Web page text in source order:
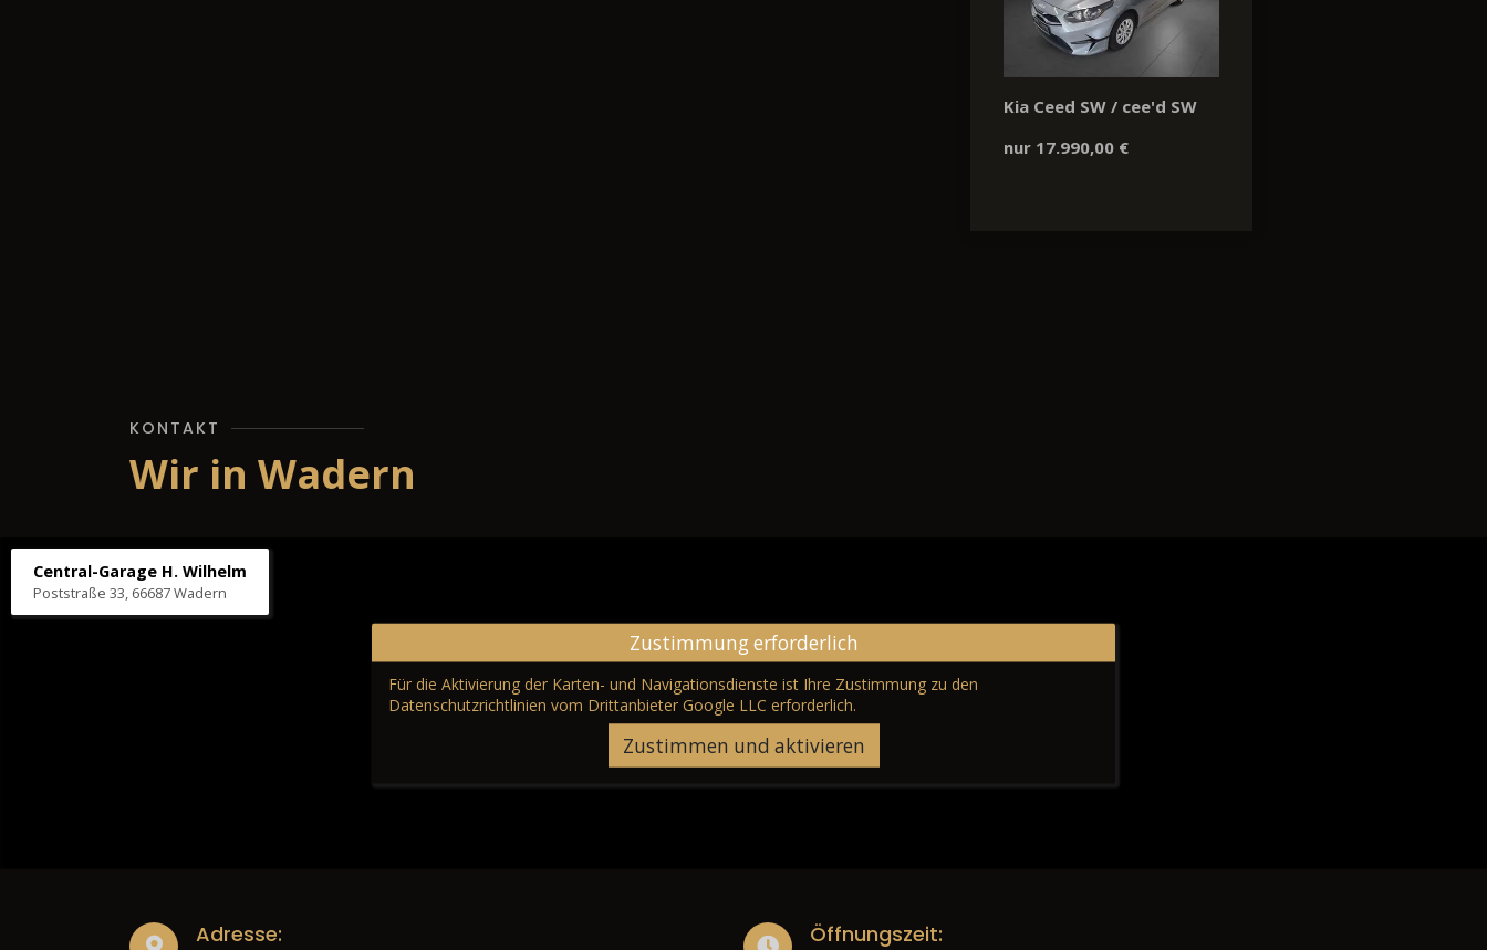
Kia Ceed SW / cee'd SW
nur 17.990,00 €
KONTAKT
Wir in Wadern
Central-Garage H. Wilhelm
Poststraße 33, 66687 Wadern
Zustimmung erforderlich
Für die Aktivierung der Karten- und Navigationsdienste ist Ihre Zustimmung zu den
Datenschutzrichtlinien vom Drittanbieter Google LLC erforderlich.
Zustimmen und aktivieren
Adresse: Öffnungszeit: